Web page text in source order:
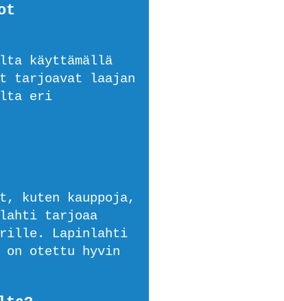
käyttämällä
tarjoavat laajan
eri
kuten kauppoja,
tarjoaa
Lapinlahti
on otettu hyvin